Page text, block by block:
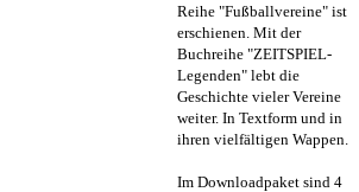
Reihe "Fußballvereine" ist
erschienen. Mit der
Buchreihe "ZEITSPIEL-
Legenden" lebt die
Geschichte vieler Vereine
weiter. In Textform und in
ihren vielfältigen Wappen.
Im Downloadpaket sind 4